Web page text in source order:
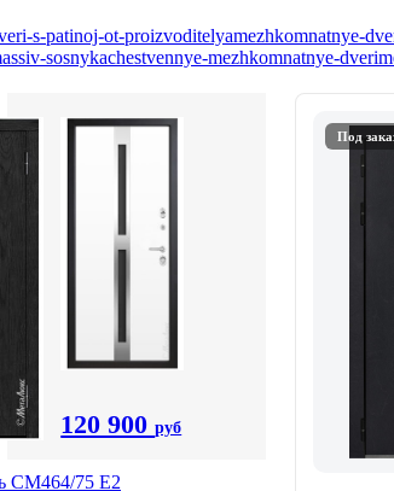
s-patinoj-ot-proizvoditelyamezhkomnatnye-
sosnykachestvennye-mezhkomnatnye-dveri
120 900руб
СМ464/75 Е2
Под